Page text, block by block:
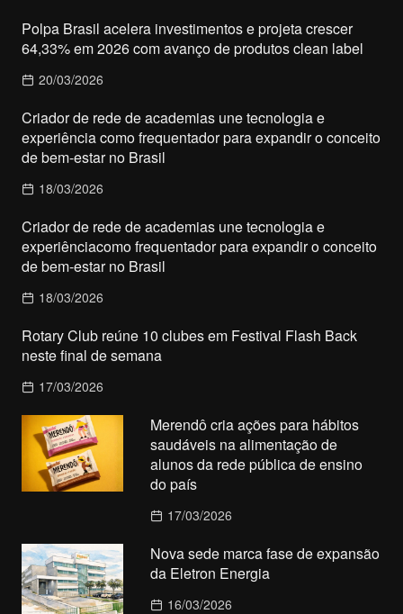
Polpa Brasil acelera investimentos e projeta crescer
64,33% em 2026 com avanço de produtos clean label
20/03/2026
Criador de rede de academias une tecnologia e
experiência como frequentador para expandir o conceito
de bem-estar no Brasil
18/03/2026
Criador de rede de academias une tecnologia e
experiênciacomo frequentador para expandir o conceito
de bem-estar no Brasil
18/03/2026
Rotary Club reúne 10 clubes em Festival Flash Back
neste final de semana
17/03/2026
Merendô cria ações para hábitos
saudáveis na alimentação de
alunos da rede pública de ensino
do país
17/03/2026
Nova sede marca fase de expansão
da Eletron Energia
16/03/2026